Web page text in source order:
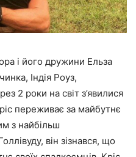
і його дружини Ельза
Індія Роуз,
2 роки на світ з’явилися
переживає за майбутнє
з найбільш
він зізнався, що